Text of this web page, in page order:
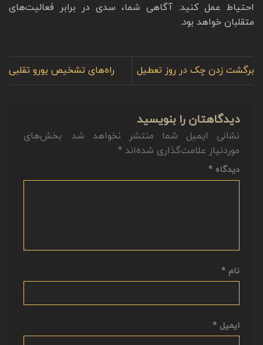
احتیاط عمل کنید. آگاهی شما، سدی در برابر فعالیت‌های
متقلبان خواهد بود.
برگشت زدن چک در روز تعطیل راه‌های تشخیص یورو تقلبی
دیدگاهتان را بنویسید
نشانی ایمیل شما منتشر نخواهد شد.
بخش‌های
موردنیاز علامت‌گذاری شده‌اند *
دیدگاه *
نام *
ایمیل *